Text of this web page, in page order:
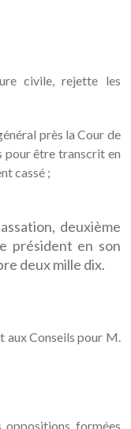
civile, rejette les
près la Cour de
pour être transcrit en
cassé ;
deuxième
président en son
deux mille dix.
aux Conseils pour M.
oppositions formées